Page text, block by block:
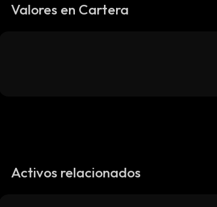
Valores en Cartera
Activos relacionados